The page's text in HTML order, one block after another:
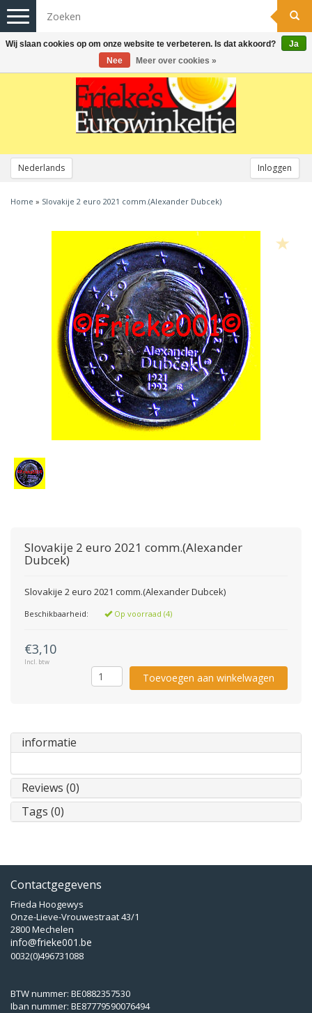
Nederlands Inloggen
Toggle
navigation
Home » Slovakije 2 euro 2021 comm.(Alexander Dubcek)
Slovakije 2 euro 2021 comm.(Alexander
Dubcek)
Slovakije 2 euro 2021 comm.(Alexander Dubcek)
Beschikbaarheid: Op voorraad (4)
€3,10
Incl. btw
Toevoegen aan winkelwagen
informatie
Reviews (0)
Tags (0)
Contactgegevens
Frieda Hoogewys
Onze-Lieve-Vrouwestraat 43/1
2800 Mechelen
info@frieke001.be
0032(0)496731088
BTW nummer: BE0882357530
Iban nummer: BE87779590076494
Wij slaan cookies op om onze website te verbeteren. Is dat akkoord?
Ja
Nee
Meer over cookies »